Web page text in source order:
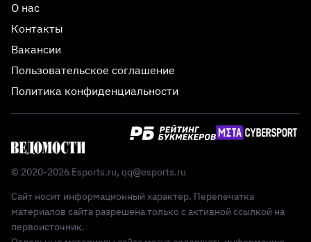
О нас
Контакты
Вакансии
Пользовательское соглашение
Политика конфиденциальности
© 2020-2026 Esports.ru, qq@esports.ru
Сайт носит информационный характер. Перепечатка
материалов сайта разрешена только с активной ссылкой на
первоисточник.